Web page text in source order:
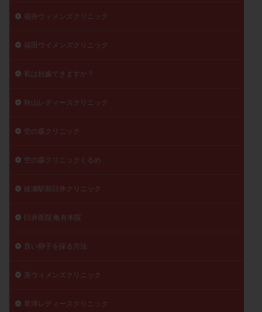
福井ウィメンズクリニック
福田ウイメンズクリニック
私は妊娠できますか？
秋山レディースクリニック
空の森クリニック
空の森クリニックくるめ
綾瀬駅前臼井クリニック
臼井医院 亀有本院
良い卵子を採る方法
英ウィメンズクリニック
草津レディースクリニック